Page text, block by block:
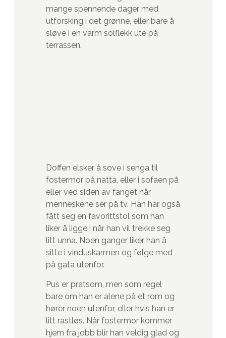
mange spennende dager med
utforsking i det grønne, eller bare å
sløve i en varm solflekk ute på
terrassen.
Doffen elsker å sove i senga til
fostermor på natta, eller i sofaen på
eller ved siden av fanget når
menneskene ser på tv. Han har også
fått seg en favorittstol som han
liker å ligge i når han vil trekke seg
litt unna. Noen ganger liker han å
sitte i vinduskarmen og følge med
på gata utenfor.
Pus er pratsom, men som regel
bare om han er alene på et rom og
hører noen utenfor, eller hvis han er
litt rastløs. Når fostermor kommer
hjem fra jobb blir han veldig glad og